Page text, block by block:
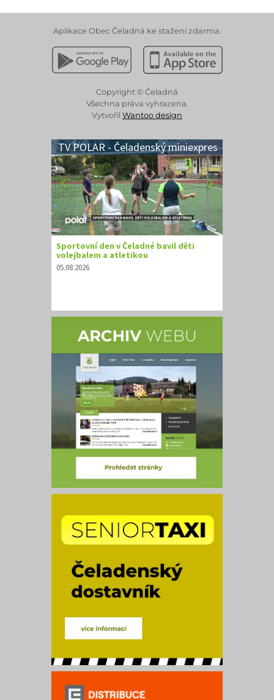
Aplikace Obec Čeladná ke stažení zdarma.
Stáhnout z Google PlayStáhnout z Apple App
Copyright © Čeladná
Všechna práva vyhrazena.
Vytvořil Wantoo design